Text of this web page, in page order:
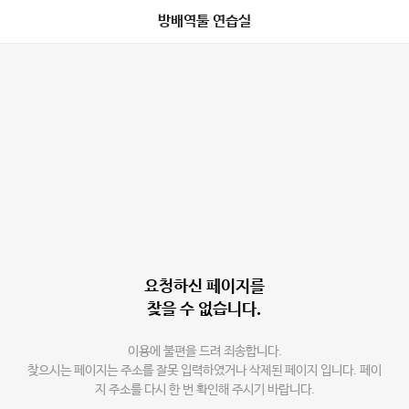
방배역툴 연습실
요청하신 페이지를
찾을 수 없습니다.
이용에 불편을 드려 죄송합니다.
찾으시는 페이지는 주소를 잘못 입력하였거나 삭제된 페이지 입니다. 페이
지 주소를 다시 한 번 확인해 주시기 바랍니다.